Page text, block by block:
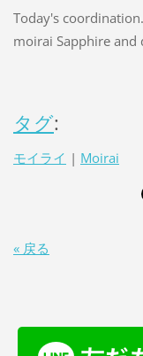
Today's coordination.
moirai Sapphire
タグ:
モイライ | Moirai
« 戻る